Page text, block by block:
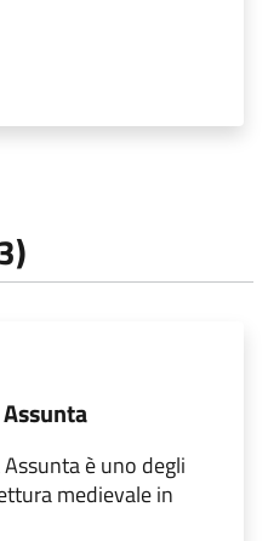
è uno degli
medievale in